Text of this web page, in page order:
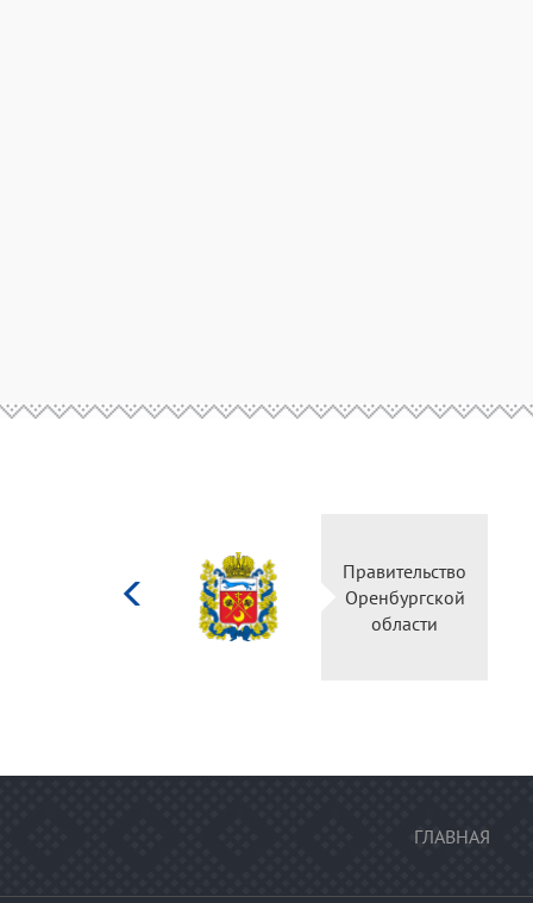
Министерство
культуры
Российской
федерации
ГЛАВНАЯ